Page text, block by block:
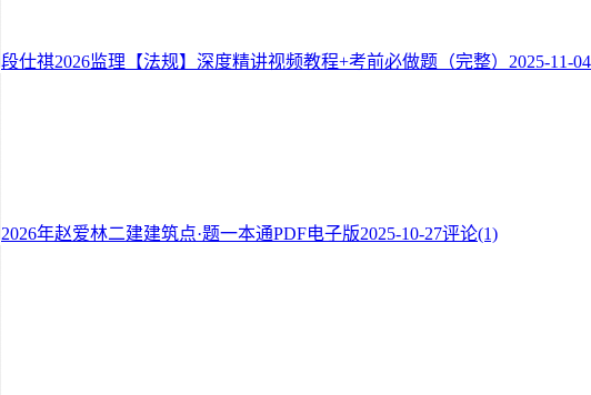
段仕祺2026监理【法规】深度精讲视频教程+考前必做题（完整） 2025-11-04
2026年赵爱林二建建筑点·题一本通PDF电子版2025-10-27评论(1)